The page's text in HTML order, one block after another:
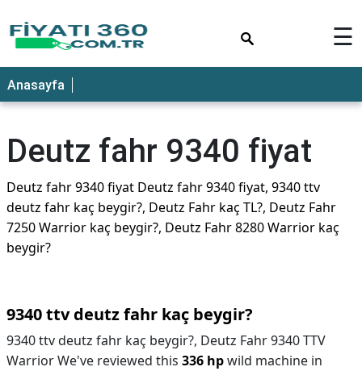
☰
Anasayfa
Deutz fahr 9340 fiyat
Deutz fahr 9340 fiyat Deutz fahr 9340 fiyat, 9340 ttv
deutz fahr kaç beygir?, Deutz Fahr kaç TL?, Deutz Fahr
7250 Warrior kaç beygir?, Deutz Fahr 8280 Warrior kaç
beygir?
9340 ttv deutz fahr kaç beygir?
9340 ttv deutz fahr kaç beygir?, Deutz Fahr 9340 TTV
Warrior We've reviewed this 336 hpwild machine in